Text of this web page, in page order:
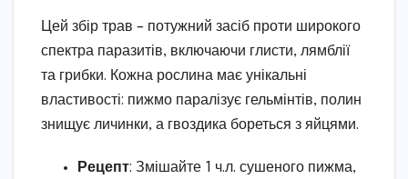
Цей збір трав – потужний засіб проти широкого
спектра паразитів, включаючи глисти, лямблії
та грибки. Кожна рослина має унікальні
властивості: пижмо паралізує гельмінтів, полин
знищує личинки, а гвоздика бореться з яйцями.
Рецепт: Змішайте 1 ч.л. сушеного пижма,